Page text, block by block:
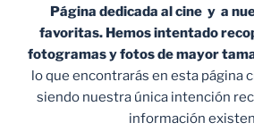
Página dedicada al cine y a
favoritas. Hemos intentado
fotogramas y fotos de mayor
lo que encontrarás en esta página
siendo nuestra única intención
información